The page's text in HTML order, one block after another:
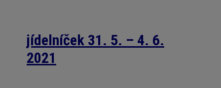
jídelníček 31. 5. – 4. 6.
2021